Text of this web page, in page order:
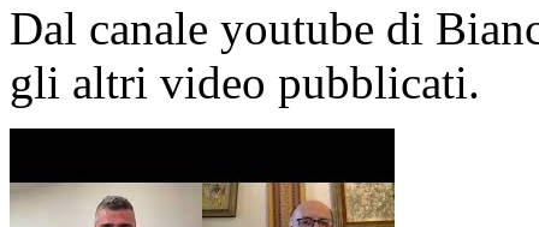
Dal canale youtube di
gli altri video pubblicati.